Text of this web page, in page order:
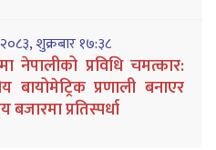
शुक्रबार १७:३८
नेपालीको प्रविधि चमत्कार:
बायोमेट्रिक प्रणाली बनाएर
बजारमा प्रतिस्पर्धा